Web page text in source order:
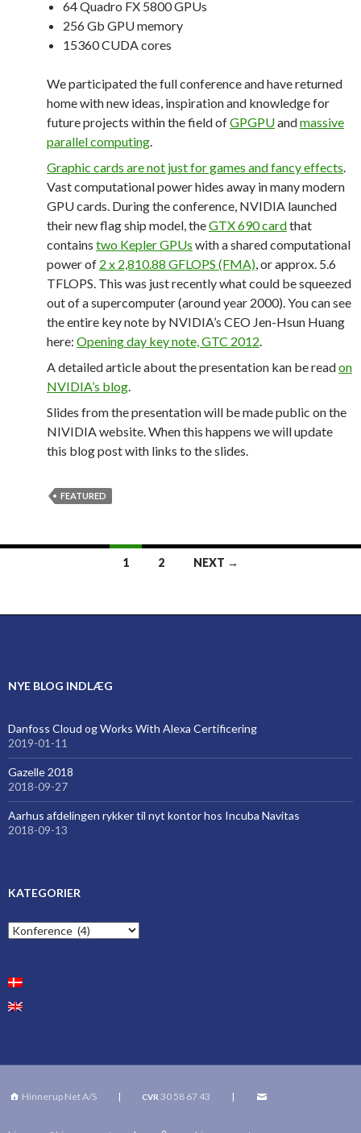
64 Quadro FX 5800 GPUs
256 Gb GPU memory
15360 CUDA cores
We participated the full conference and have returned
home with new ideas, inspiration and knowledge for
future projects within the field ofGPGPUandmassive
parallel computing
Graphic cards are not just for games and fancy effects
Vast computational power hides away in many modern
GPU cards. During the conference, NVIDIA launched
their new flag ship model, theGTX 690 cardthat
contains two Kepler GPUs with a shared computational
power of 2 x 2,810.88 GFLOPS (FMA) , or approx. 5.6
TFLOPS. This was just recently what could be squeezed
out of a supercomputer (around year 2000). You can see
the entire key note by NVIDIA’s CEO Jen-Hsun Huang
here: Opening day key note, GTC 2012
A detailed article about the presentation kan be readon
NVIDIA’s blog
Slides from the presentation will be made public on the
NIVIDIA website. When this happens we will update
this blog post with links to the slides.
FEATURED
1 2 NEXT →
NYE BLOG INDLÆG
Danfoss Cloud og Works With Alexa Certificering
2019-01-11
Gazelle 2018
2018-09-27
Aarhus afdelingen rykker til nyt kontor hos Incuba Navitas
2018-09-13
KATEGORIER
Kategorier
Hinnerup Net A/S | CVR 30 58 67 43 |